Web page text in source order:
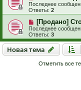
Последнее
Ответы: 2
[Продано]
Последнее
Ответы: 3
Новая тема
Новаятема
Отметить все